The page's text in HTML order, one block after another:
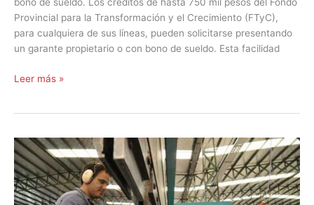
bono de sueldo. Los créditos de hasta 750 mil pesos del Fondo
Provincial para la Transformación y el Crecimiento (FTyC),
para cualquiera de sus líneas, pueden solicitarse presentando
un garante propietario o con bono de sueldo. Esta facilidad
Leer más »
Mendoza
bonifica
tasas
para